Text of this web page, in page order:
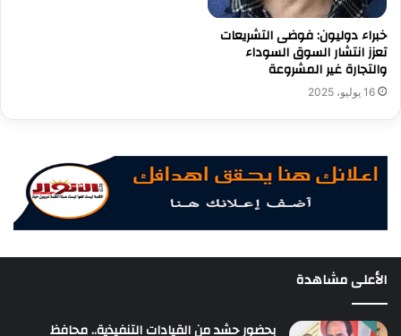
خبراء دوليون: فوضى التشريعات
تعزز انتشار السوق السوداء
والتجارة غير المشروعة
16 يوليو، 2025
الأعلى مشاهدة
بحضور حشد من القيادات التنفيذية.. محافظ